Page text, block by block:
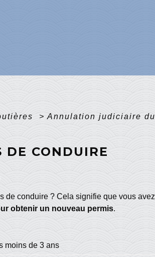
> Annulation judiciaire du
CONDUIRE
de conduire ? Cela signifie que vous avez
obtenir un nouveau permis.
moins de 3 ans